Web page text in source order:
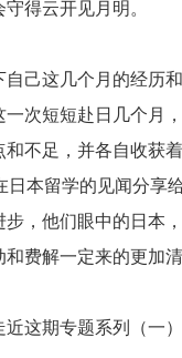
得云开见月明。
己这几个月的经历
次短短赴日几个月
不足，并各自收获
本留学的见闻分享
，他们眼中的日本
费解一定来的更加清
这期专题系列（一）